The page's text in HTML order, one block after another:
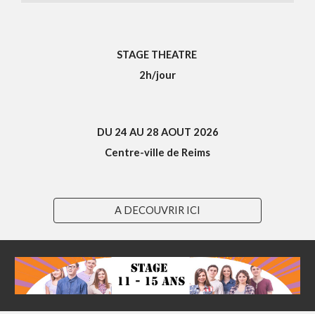
STAGE THEATRE
2h/jour
DU 24 AU 28 AOUT 2026
Centre-ville de Reims
A DECOUVRIR ICI